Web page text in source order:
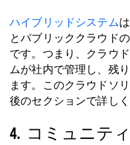
ハイブリッドシステム
とパブリッククラウド
です。つまり、クラウ
ムが社内で管理し、残
ます。このクラウドソ
後のセクションで詳しく
4. コミュニテ